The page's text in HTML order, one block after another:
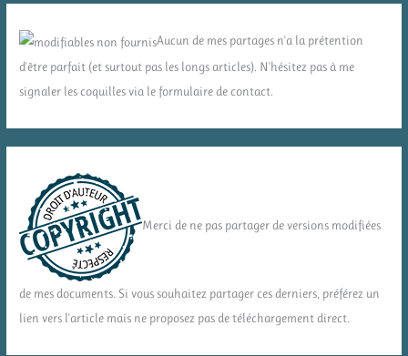
Aucun de mes partages n'a la prétention
d'être parfait (et surtout pas les longs articles). N'hésitez pas à me
signaler les coquilles via le formulaire de contact.
Merci de ne pas partager de versions modifiées
de mes documents. Si vous souhaitez partager ces derniers, préférez un
lien vers l'article mais ne proposez pas de téléchargement direct.